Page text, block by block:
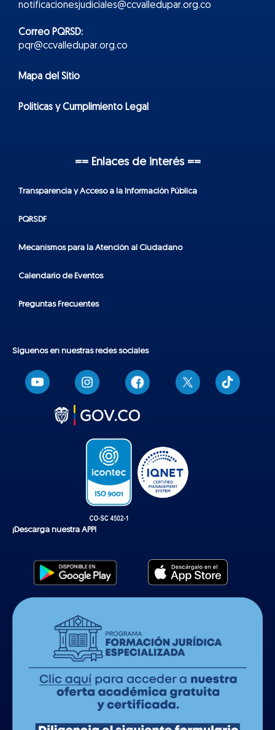
notificacionesjudiciales@ccvalledupar.org.co
Correo PQRSD:
pqr@ccvalledupar.org.co
Mapa del Sitio
Políticas y Cumplimiento Legal
== Enlaces de interés ==
Transparencia y Acceso a la Información Pública
PQRSDF
Mecanismos para la Atención al Ciudadano
Calendario de Eventos
Preguntas Frecuentes
Síguenos en nuestras redes sociales
T
i
k
¡Descarga nuestra APP!